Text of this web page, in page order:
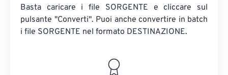
Basta caricare i file SORGENTE e cliccare sul
pulsante "Converti". Puoi anche convertire in batch
i file SORGENTE nel formato DESTINAZIONE.